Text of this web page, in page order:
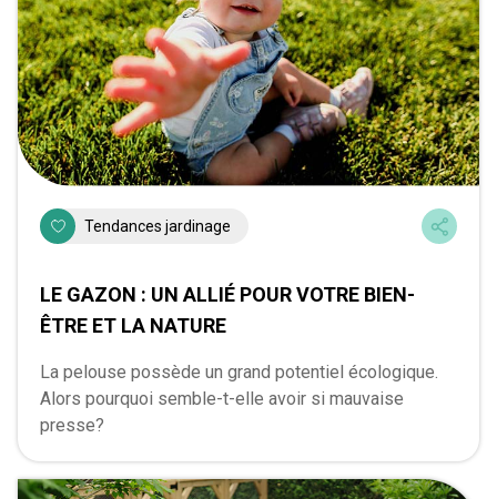
Tendances jardinage
LE GAZON : UN ALLIÉ POUR VOTRE BIEN-
ÊTRE ET LA NATURE
La pelouse possède un grand potentiel écologique.
Alors pourquoi semble-t-elle avoir si mauvaise
presse?